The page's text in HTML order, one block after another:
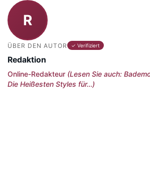
R
ÜBER DEN AUTOR ✓ Verifiziert
Redaktion
Online-Redakteur (Lesen Sie auch:
Die Heißesten Styles für…)